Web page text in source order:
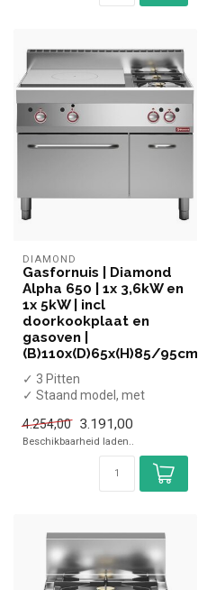
DIAMOND
Gasfornuis | Diamond
Alpha 650 | 1x 3,6kW en
1x 5kW | incl
doorkookplaat en
gasoven |
(B)110x(D)65x(H)85/95cm
✓ 3 Pitten
✓ Staand model, met
✓ 21,8 kW
✓ Gas
4.254,00 3.191,00
Beschikbaarheid laden..